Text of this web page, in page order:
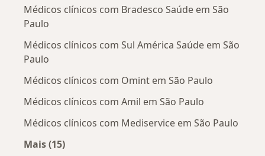
Médicos clínicos com Bradesco Saúde em São
Paulo
Médicos clínicos com Sul América Saúde em São
Paulo
Médicos clínicos com Omint em São Paulo
Médicos clínicos com Amil em São Paulo
Médicos clínicos com Mediservice em São Paulo
Mais (15)